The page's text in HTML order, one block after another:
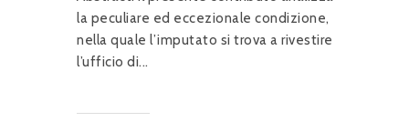
la peculiare ed eccezionale condizione,
nella quale l’imputato si trova a rivestire
l’ufficio di...